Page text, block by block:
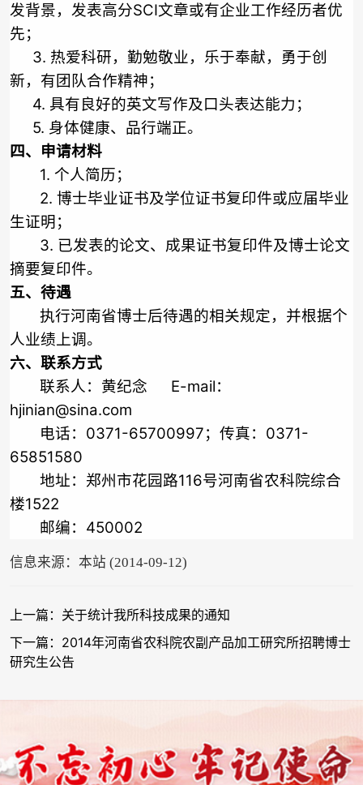
发背景，发表高分SCI文章或有企业工作经历者优
先；
3. 热爱科研，勤勉敬业，乐于奉献，勇于创
新，有团队合作精神；
4. 具有良好的英文写作及口头表达能力；
5. 身体健康、品行端正。
四、申请材料
1.个人简历；
2.博士毕业证书及学位证书复印件或应届毕业
生证明；
3. 已发表的论文、成果证书复印件及博士论文
摘要复印件。
五、待遇
执行河南省博士后待遇的相关规定，并根据个
人业绩上调。
六、联系方式
联系人：黄纪念
E-mail：
hjinian@sina.com
电话： 0371-65700997；传真： 0371-
65851580
地址：郑州市花园路116号河南省农科院综合
楼1522
邮编： 450002
信息来源：本站 (2014-09-12)
上一篇：关于统计我所科技成果的通知
下一篇：2014年河南省农科院农副产品加工研究所招聘博士
研究生公告